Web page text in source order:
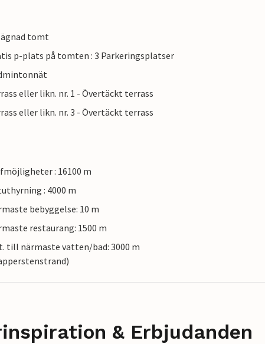
tomt
p-plats på tomten : 3 Parkeringsplatser
eller likn. nr. 1 - Övertäckt terrass
eller likn. nr. 3 - Övertäckt terrass
: 16100 m
: 4000 m
bebyggelse: 10 m
restaurang: 1500 m
till närmaste vatten/bad: 3000 m
& Erbjudanden